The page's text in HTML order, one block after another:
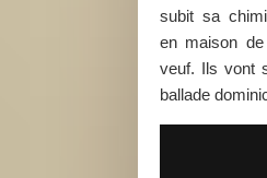
subit sa
en maison
veuf. Ils vont
ballade